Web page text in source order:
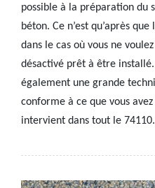
possible à la préparation du
béton. Ce n’est qu’après
dans le cas où vous ne
désactivé prêt à être
également une grande
conforme à ce que vous
intervient dans tout le 74110.